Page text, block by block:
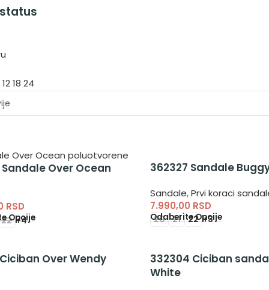
121824
Sandale Over Ocean
RSD
Opcije
22 +4
362327 Sandale
Sandale, Prvi koraci
7.990,00 RSD
Odaberite Opcije
20 21 22 +3
Ciciban Over Wendy
332304 Ciciban
White